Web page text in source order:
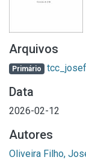
Arquivos
Primário
Data
2026-02-12
Autores
Oliveira Filho,